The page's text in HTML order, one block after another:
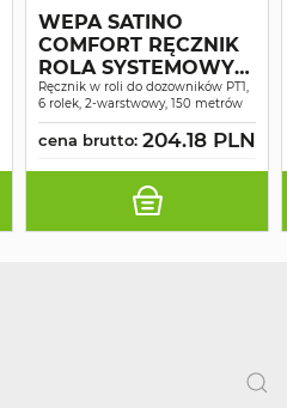
WEPA SATINO
COMFORT RĘCZNIK
ROLA SYSTEMOWY
MAKULATURA
ŚNIEŻNOBIAŁY 2W
150MB A6
Ręcznik w roli do dozowników PT1,
6 rolek, 2-warstwowy, 150 metrów
cena brutto: 204.18 PLN